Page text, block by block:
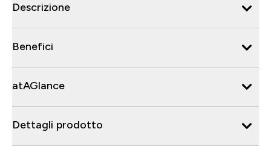
Descrizione
Benefici
atAGlance
Dettagli prodotto